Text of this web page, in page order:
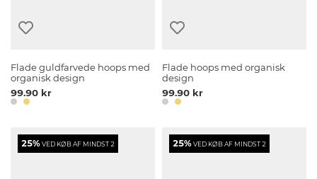
Flade guldfarvede hoops med
organisk design
99.90 kr
Flade hoops med organisk
design
99.90 kr
25%VED KØB AF MINDST 2 25%VED KØB AF MINDST 2